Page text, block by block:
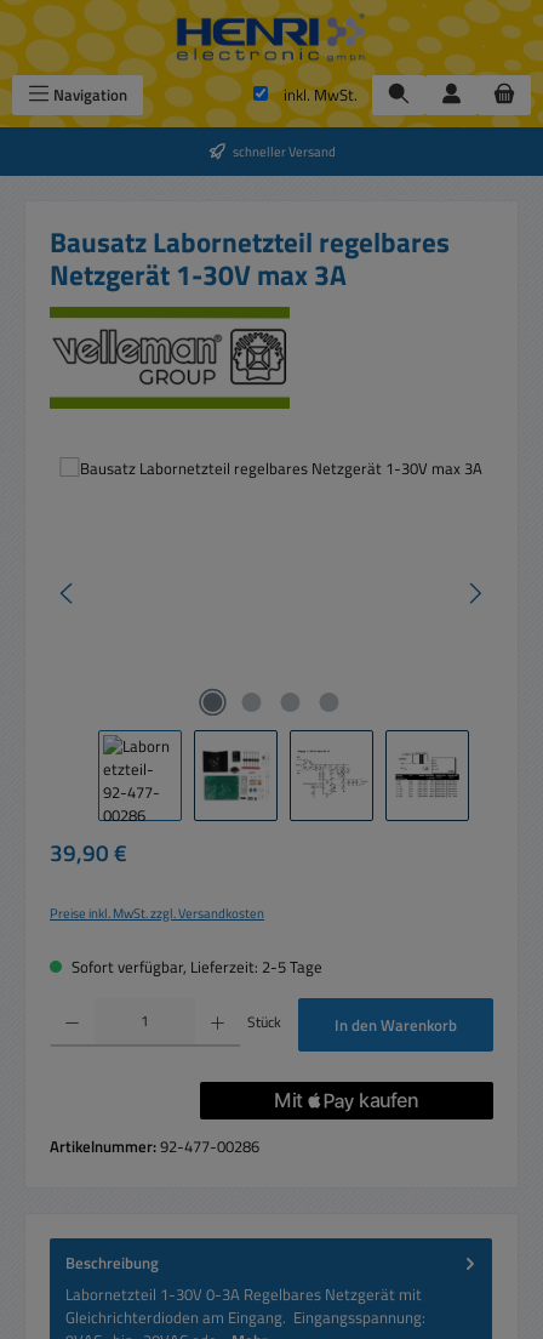
Zum Hauptinhalt springen
Navigation inkl. MwSt.
schneller Versand
Bausatz Labornetzteil regelbares
Netzgerät 1-30V max 3A
Bildergalerie überspringen
Regulärer Preis:
39,90 €
Preise inkl. MwSt. zzgl. Versandkosten
Sofort verfügbar, Lieferzeit: 2-5 Tage
Produkt Anzahl: Gib den gewünschten Wert ein oder benutze die Schaltflächen um
Stück In den Warenkorb
Artikelnummer:92-477-00286
Beschreibung
Labornetzteil 1-30V 0-3A Regelbares Netzgerät mit
Gleichrichterdioden am Eingang. Eingangsspannung: